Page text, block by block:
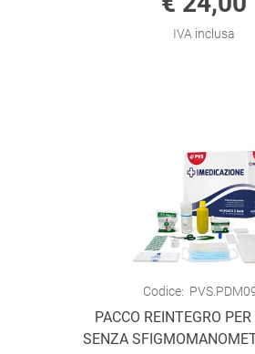
IVA inclusa
Codice:
PACCO REINTEGRO
SENZA